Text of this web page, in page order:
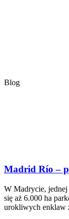
Blog
Madrid Río –
W Madrycie,
się aż 6.000 ha
urokliwych enklaw